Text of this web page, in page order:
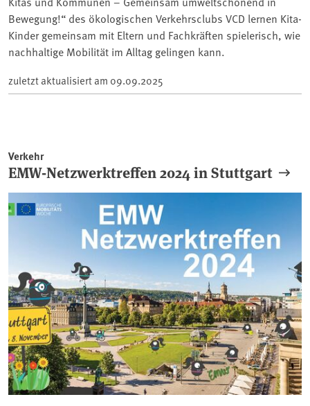
Bewegung!“ des ökologischen Verkehrsclubs VCD lernen Kita-
Kinder gemeinsam mit Eltern und Fachkräften spielerisch, wie
nachhaltige Mobilität im Alltag gelingen kann.
zuletzt aktualisiert am 09.09.2025
Verkehr
EMW-Netzwerktreffen 2024 in Stuttgart